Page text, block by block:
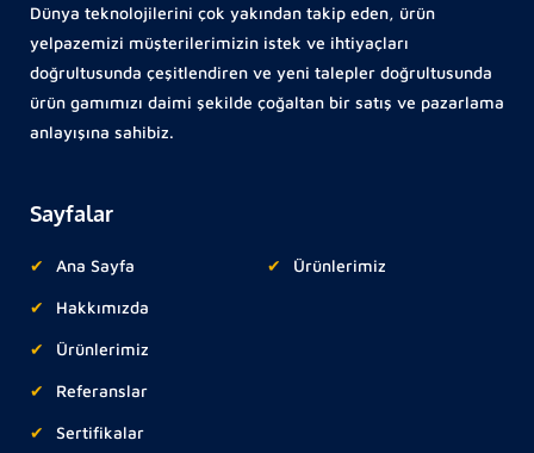
Dünya teknolojilerini çok yakından takip eden, ürün
yelpazemizi müşterilerimizin istek ve ihtiyaçları
doğrultusunda çeşitlendiren ve yeni talepler doğrultusunda
ürün gamımızı daimi şekilde çoğaltan bir satış ve pazarlama
anlayışına sahibiz.
Sayfalar
Ana Sayfa
Hakkımızda
Ürünlerimiz
Referanslar
Sertifikalar
Ürünlerimiz